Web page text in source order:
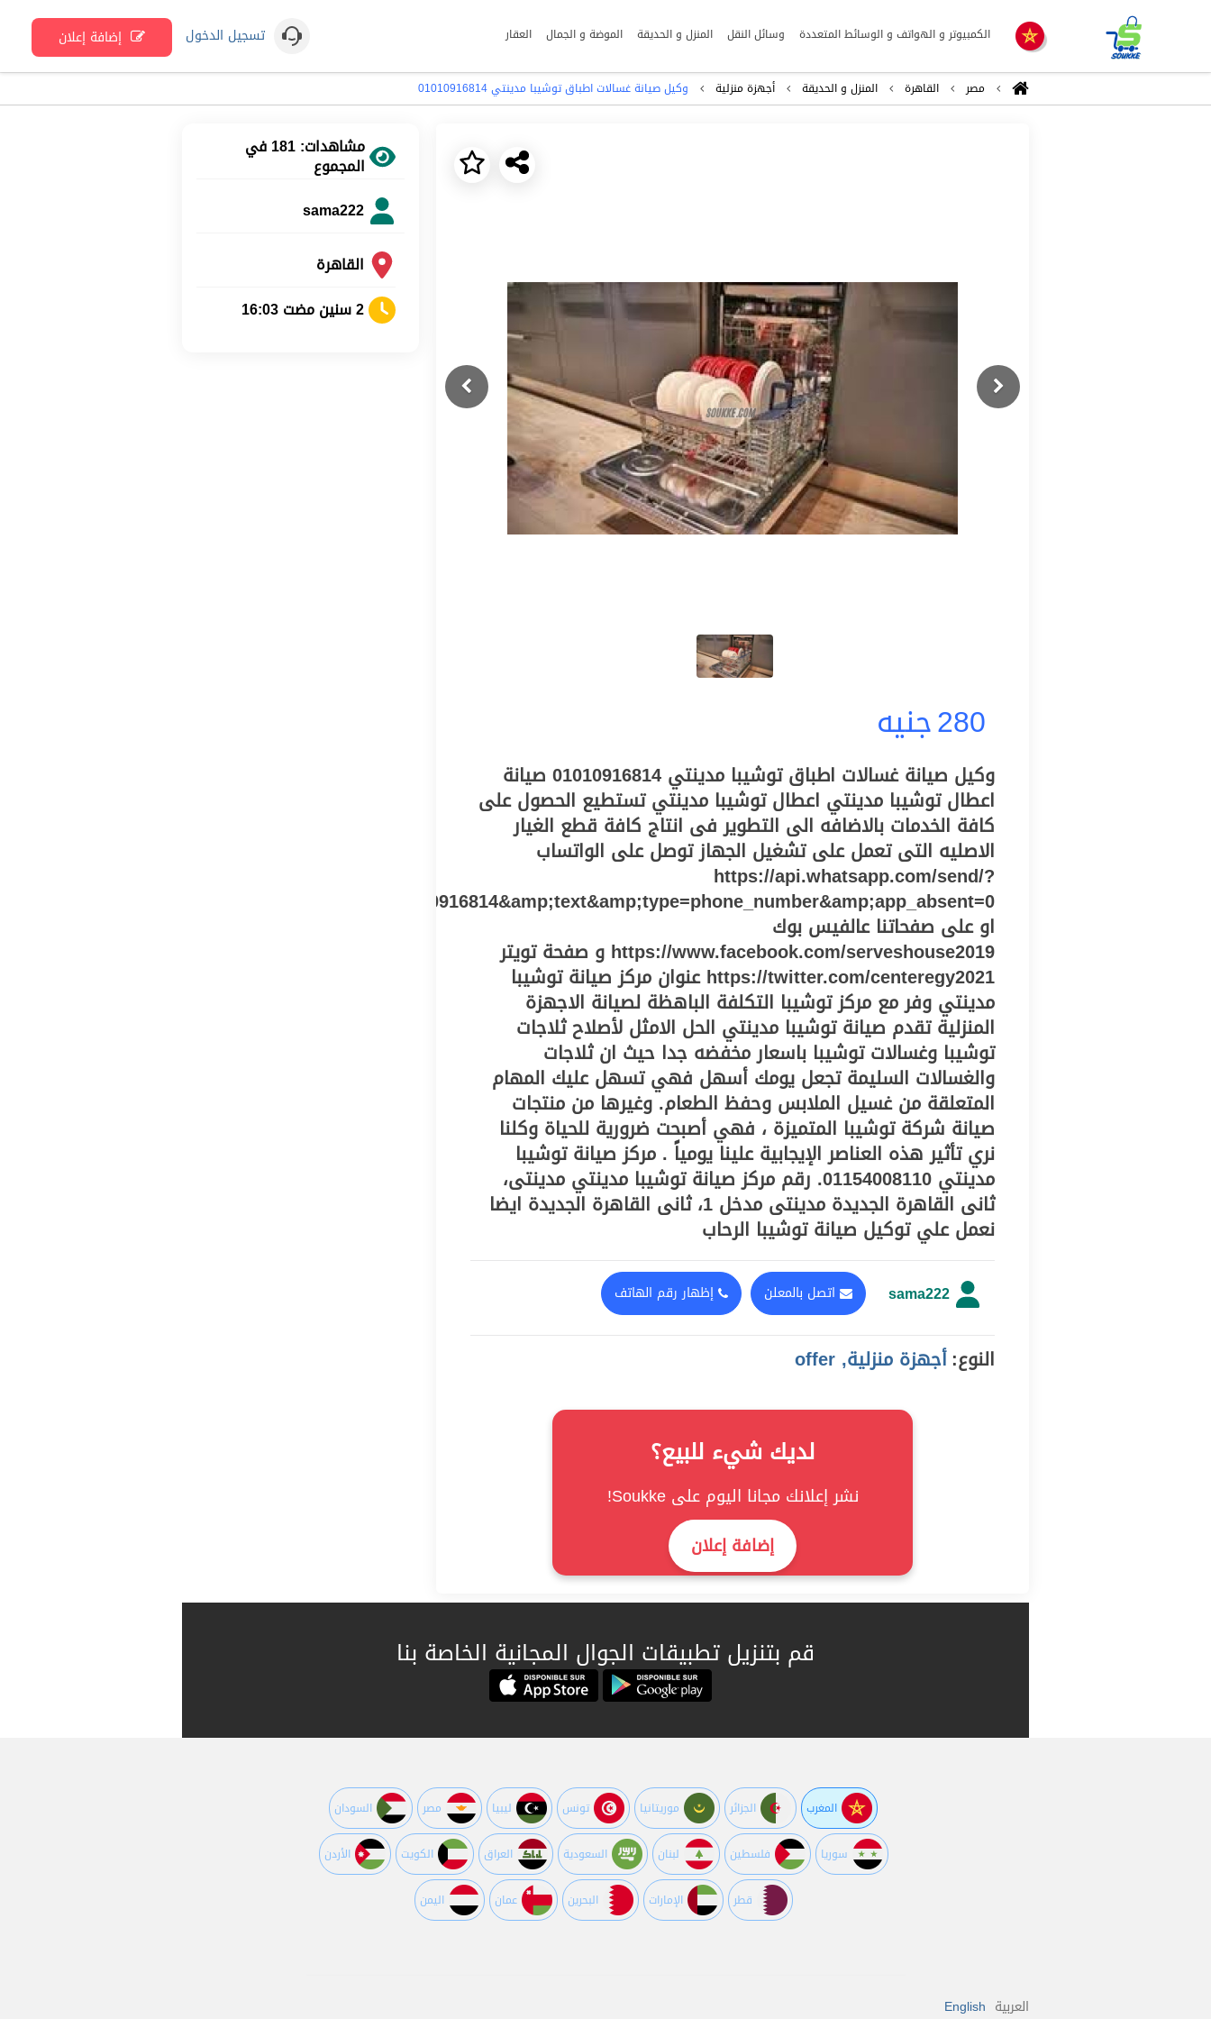
الكمبيوتر و الهواتف و الوسائط المتعددة وسائل النقل المنزل و الحديقة الموضة و الجمال العقار تسجيل الدخول إضافة إعلان
مصر القاهرة المنزل و الحديقة أجهزة منزلية وكيل صيانة غسالات اطباق توشيبا مدينتي 01010916814
Previous
Next
280جنيه
وكيل صيانة غسالات اطباق توشيبا مدينتي 01010916814 صيانة
اعطال توشيبا مدينتي اعطال توشيبا مدينتي تستطيع الحصول على
كافة الخدمات بالاضافه الى التطوير فى انتاج كافة قطع الغيار
الاصليه التى تعمل على تشغيل الجهاز توصل على الواتساب
https://api.whatsapp.com/send/?
phone=%2B201010916814&amp;text&amp;type=phone_number&amp;app_absent=0
او على صفحاتنا عالفيس بوك
https://www.facebook.com/serveshouse2019 و صفحة تويتر
https://twitter.com/centeregy2021 عنوان مركز صيانة توشيبا
مدينتي وفر مع مركز توشيبا التكلفة الباهظة لصيانة الاجهزة
المنزلية تقدم صيانة توشيبا مدينتي الحل الامثل لأصلاح ثلاجات
توشيبا وغسالات توشيبا باسعار مخفضه جدا حيث ان ثلاجات
والغسالات السليمة تجعل يومك أسهل فهي تسهل عليك المهام
المتعلقة من غسيل الملابس وحفظ الطعام. وغيرها من منتجات
صيانة شركة توشيبا المتميزة ، فهي أصبحت ضرورية للحياة وكلنا
نري تأثير هذه العناصر الإيجابية علينا يومياً . مركز صيانة توشيبا
مدينتي 01154008110. رقم مركز صيانة توشيبا مدينتي مدينتى،
ثانى القاهرة الجديدة مدينتى مدخل 1، ثانى القاهرة الجديدة ايضا
نعمل علي توكيل صيانة توشيبا الرحاب
sama222 اتصل بالمعلن إظهار رقم الهاتف
النوع:أجهزة منزلية, offer
لديك شيء للبيع؟
نشر إعلانك مجانا اليوم على Soukke!
إضافة إعلان
مشاهدات: 181 في
المجموع
sama222
القاهرة
2 سنين مضت 16:03
قم بتنزيل تطبيقات الجوال المجانية الخاصة بنا
المغرب الجزائر موريتانيا تونس ليبيا مصر السودان
سوريا فلسطين لبنان السعودية العراق الكويت اﻷردن
قطر اﻹمارات البحرين عمان اليمن
العربية English